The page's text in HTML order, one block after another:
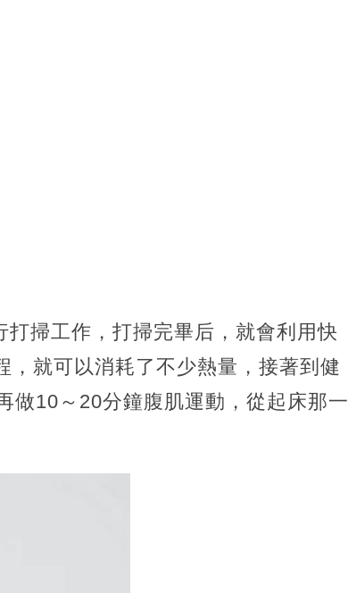
掃工作，打掃完畢后，就會利用快
就可以消耗了不少熱量，接著到健
做10～20分鐘腹肌運動，從起床那一